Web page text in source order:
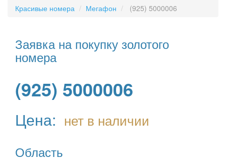
Красивые номера Мегафон (925) 5000006
Заявка на покупку золотого
номера
(925) 5000006
Цена: нет в наличии
Область